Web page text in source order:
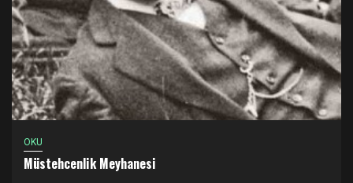
OKU
Müstehcenlik Meyhanesi